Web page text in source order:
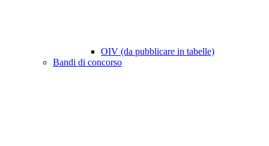
OIV (da pubblicare in tabelle)
Bandi di concorso